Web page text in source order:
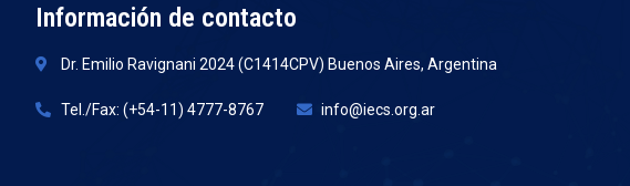
Información de contacto
Dr. Emilio Ravignani 2024 (C1414CPV) Buenos Aires, Argentina
Tel./Fax: (+54-11) 4777-8767 info@iecs.org.ar